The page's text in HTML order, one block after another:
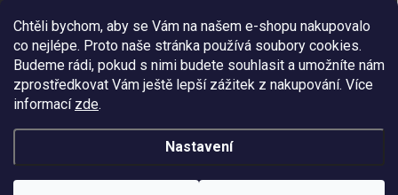
Chtěli bychom, aby se Vám na našem e-shopu nakupovalo
co nejlépe. Proto naše stránka používá soubory cookies.
Budeme rádi, pokud s nimi budete souhlasit a umožníte nám
zprostředkovat Vám ještě lepší zážitek z nakupování. Více
informací zde.
Nastavení
Top 6 značek pro domácí mazlíčky za skvělé ceny
Copyright 2026Grenze Markt Online. Všechna práva vyhrazena.Upravit